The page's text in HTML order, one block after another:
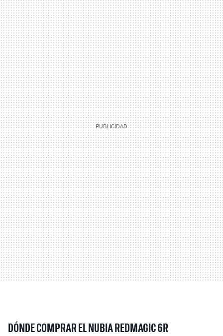
DÓNDE COMPRAR EL NUBIA REDMAGIC 6R